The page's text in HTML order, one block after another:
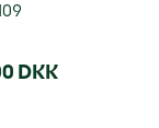
DKK